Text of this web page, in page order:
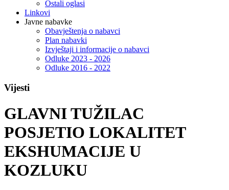
Ostali oglasi
Linkovi
Javne nabavke
Obavještenja o nabavci
Plan nabavki
Izvještaji i informacije o nabavci
Odluke 2023 - 2026
Odluke 2016 - 2022
Vijesti
GLAVNI TUŽILAC
POSJETIO LOKALITET
EKSHUMACIJE U
KOZLUKU